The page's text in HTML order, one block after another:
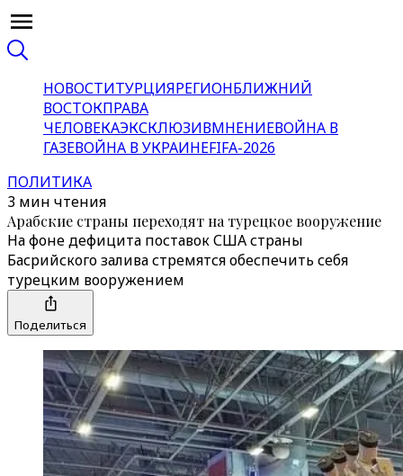
НОВОСТИТУРЦИЯРЕГИОНБЛИЖНИЙ
ВОСТОКПРАВА
ЧЕЛОВЕКАЭКСКЛЮЗИВМНЕНИЕВОЙНА В
ГАЗЕВОЙНА В УКРАИНЕFIFA-2026
ПОЛИТИКА
3 мин чтения
Арабские страны переходят на турецкое вооружение
На фоне дефицита поставок США страны
Басрийского залива стремятся обеспечить себя
турецким вооружением
Поделиться